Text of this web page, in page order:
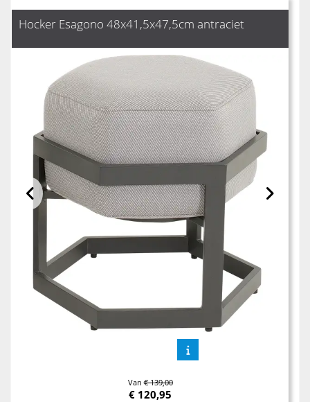
Hocker Esagono 48x41,5x47,5cm antraciet
Van€ 139,00
€ 120,95